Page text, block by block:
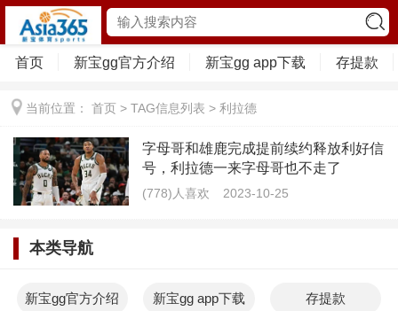
首页 新宝gg官方介绍 新宝gg app下载 存提款
当前位置： 首页 > TAG信息列表 > 利拉德
字母哥和雄鹿完成提前续约释放利好信
号，利拉德一来字母哥也不走了
(778)人喜欢 2023-10-25
本类导航
新宝gg官方介绍 新宝gg app下载 存提款